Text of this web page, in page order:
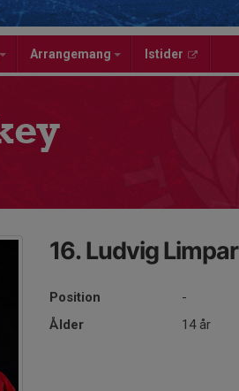
Arrangemang Istider
16. Ludvig Limpar
Position
-
Ålder
14 år